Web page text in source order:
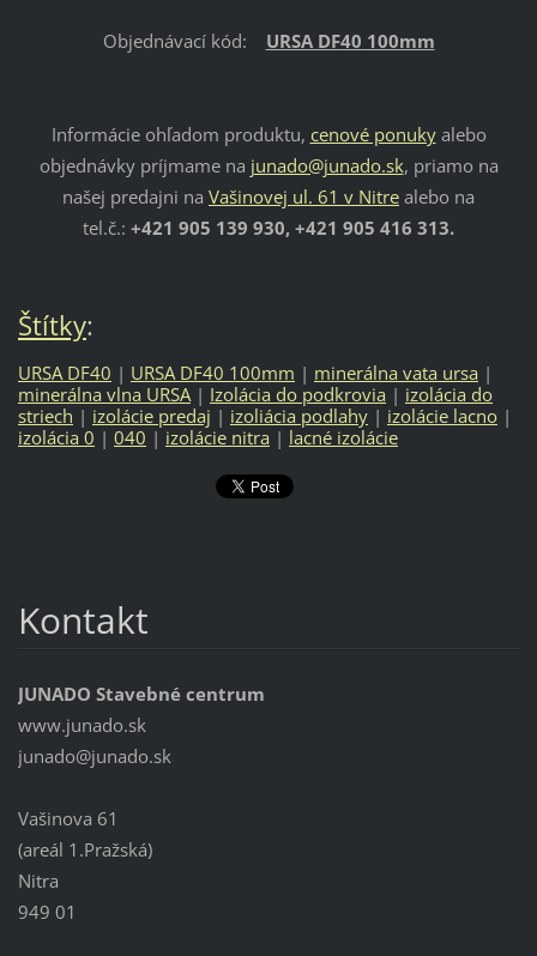
Objednávací kód: URSA DF40 100mm
Informácie ohľadom produktu, cenové ponukyalebo
objednávky príjmame na junado@junado.sk, priamo na
našej predajni na Vašinovej ul. 61 v Nitre alebo na
tel.č.: +421 905 139 930, +421 905 416 313.
Štítky:
URSA DF40 | URSA DF40 100mm | minerálna vata ursa |
minerálna vlna URSA | Izolácia do podkrovia | izolácia do
striech | izolácie predaj | izoliácia podlahy | izolácie lacno |
izolácia 0 | 040 | izolácie nitra | lacné izolácie
Kontakt
JUNADO Stavebné centrum
www.junado.sk
junado@junado.sk
Vašinova 61
(areál 1.Pražská)
Nitra
949 01